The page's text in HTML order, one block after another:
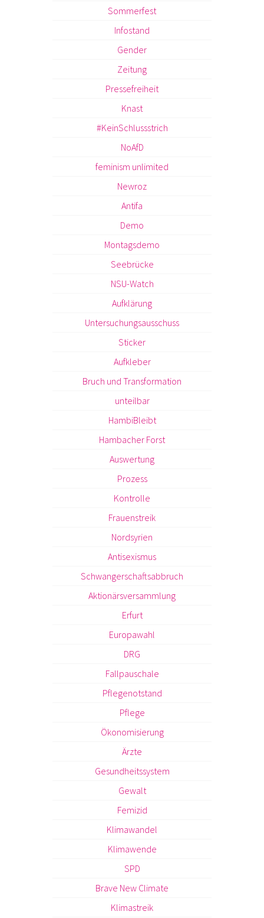
Sommerfest
Infostand
Gender
Zeitung
Pressefreiheit
Knast
#KeinSchlussstrich
NoAfD
feminism unlimited
Newroz
Antifa
Demo
Montagsdemo
Seebrücke
NSU-Watch
Aufklärung
Untersuchungsausschuss
Sticker
Aufkleber
Bruch und Transformation
unteilbar
HambiBleibt
Hambacher Forst
Auswertung
Prozess
Kontrolle
Frauenstreik
Nordsyrien
Antisexismus
Schwangerschaftsabbruch
Aktionärsversammlung
Erfurt
Europawahl
DRG
Fallpauschale
Pflegenotstand
Pflege
Ökonomisierung
Ärzte
Gesundheitssystem
Gewalt
Femizid
Klimawandel
Klimawende
SPD
Brave New Climate
Klimastreik